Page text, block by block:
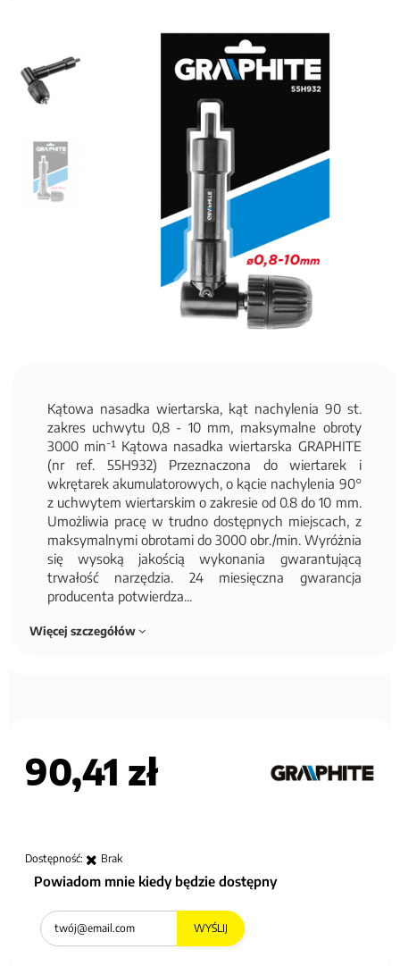
Kątowa nasadka wiertarska, kąt nachylenia 90 st.
zakres uchwytu 0,8 - 10 mm, maksymalne obroty
3000 min⁻¹ Kątowa nasadka wiertarska GRAPHITE
(nr ref. 55H932) Przeznaczona do wiertarek i
wkrętarek akumulatorowych, o kącie nachylenia 90°
z uchwytem wiertarskim o zakresie od 0.8 do 10 mm.
Umożliwia pracę w trudno dostępnych miejscach, z
maksymalnymi obrotami do 3000 obr./min. Wyróżnia
się wysoką jakością wykonania gwarantującą
trwałość narzędzia. 24 miesięczna gwarancja
producenta potwierdza...
Więcej szczegółów
90,41 zł
Dostępność: Brak
Powiadom mnie kiedy będzie dostępny
WYŚLIJ